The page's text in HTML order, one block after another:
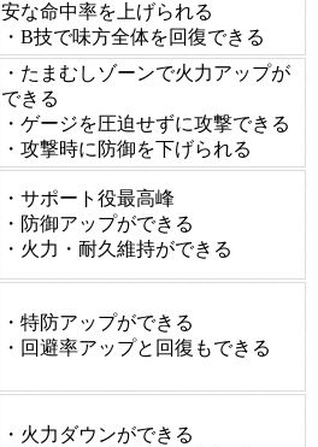
安な命中率を上げられる
・B技で味方全体を回復できる
・たまむしゾーンで火力アップが
できる
・ゲージを圧迫せずに攻撃できる
・攻撃時に防御を下げられる
・サポート役最高峰
・防御アップができる
・火力・耐久維持ができる
・特防アップができる
・回避率アップと回復もできる
・火力ダウンができる